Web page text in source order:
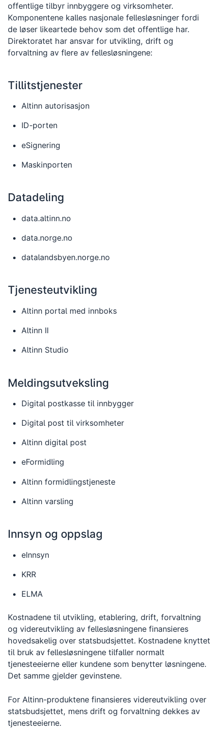
offentlige tilbyr innbyggere og virksomheter.
Komponentene kalles nasjonale fellesløsninger fordi
de løser likeartede behov som det offentlige har.
Direktoratet har ansvar for utvikling, drift og
forvaltning av flere av fellesløsningene:
Tillitstjenester
Altinn autorisasjon
ID-porten
eSignering
Maskinporten
Datadeling
data.altinn.no
data.norge.no
datalandsbyen.norge.no
Tjenesteutvikling
Altinn portal med innboks
Altinn II
Altinn Studio
Meldingsutveksling
Digital postkasse til innbygger
Digital post til virksomheter
Altinn digital post
eFormidling
Altinn formidlingstjeneste
Altinn varsling
Innsyn og oppslag
eInnsyn
KRR
ELMA
Kostnadene til utvikling, etablering, drift, forvaltning
og videreutvikling av fellesløsningene finansieres
hovedsakelig over statsbudsjettet. Kostnadene knyttet
til bruk av fellesløsningene tilfaller normalt
tjenesteeierne eller kundene som benytter løsningene.
Det samme gjelder gevinstene.
For Altinn-produktene finansieres videreutvikling over
statsbudsjettet, mens drift og forvaltning dekkes av
tjenesteeierne.